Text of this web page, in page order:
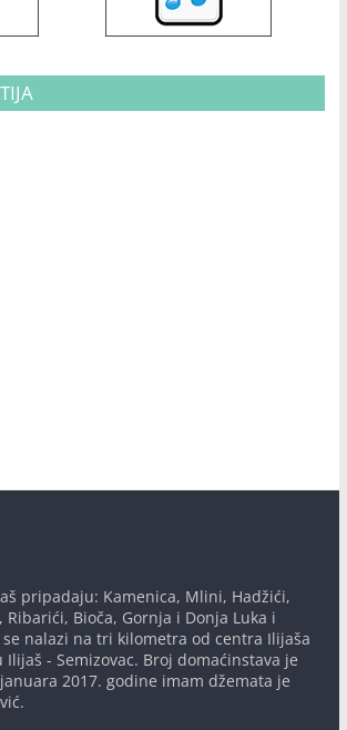
pripadaju: Kamenica, Mlini, Hadžići,
Ribarići, Bioča, Gornja i Donja Luka i
nalazi na tri kilometra od centra Ilijaša
- Semizovac. Broj domaćinstava je
2017. godine imam džemata je